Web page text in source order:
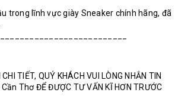
trong lĩnh vực giày Sneaker chính hãng, đã
TIẾT, QUÝ KHÁCH VUI LÒNG NHẮN TIN
Thơ ĐỂ ĐƯỢC TƯ VẤN KĨ HƠN TRƯỚC